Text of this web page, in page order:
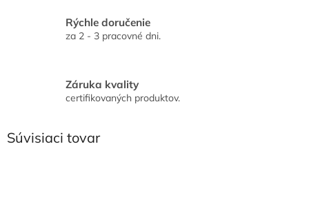
Rýchle doručenie
za 2 - 3 pracovné dni.
Záruka kvality
certifikovaných produktov.
Súvisiaci tovar